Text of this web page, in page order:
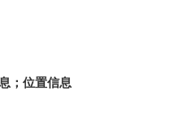
；位置信息